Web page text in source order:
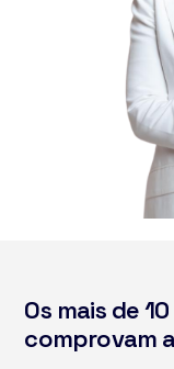
Os mais de
comprovam